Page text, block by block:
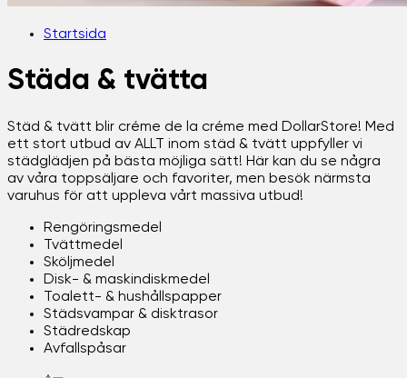
Startsida
Städa & tvätta
Städ & tvätt blir créme de la créme med DollarStore! Med
ett stort utbud av ALLT inom städ & tvätt uppfyller vi
städglädjen på bästa möjliga sätt! Här kan du se några
av våra toppsäljare och favoriter, men besök närmsta
varuhus för att uppleva vårt massiva utbud!
Rengöringsmedel
Tvättmedel
Sköljmedel
Disk- & maskindiskmedel
Toalett- & hushållspapper
Städsvampar & disktrasor
Städredskap
Avfallspåsar